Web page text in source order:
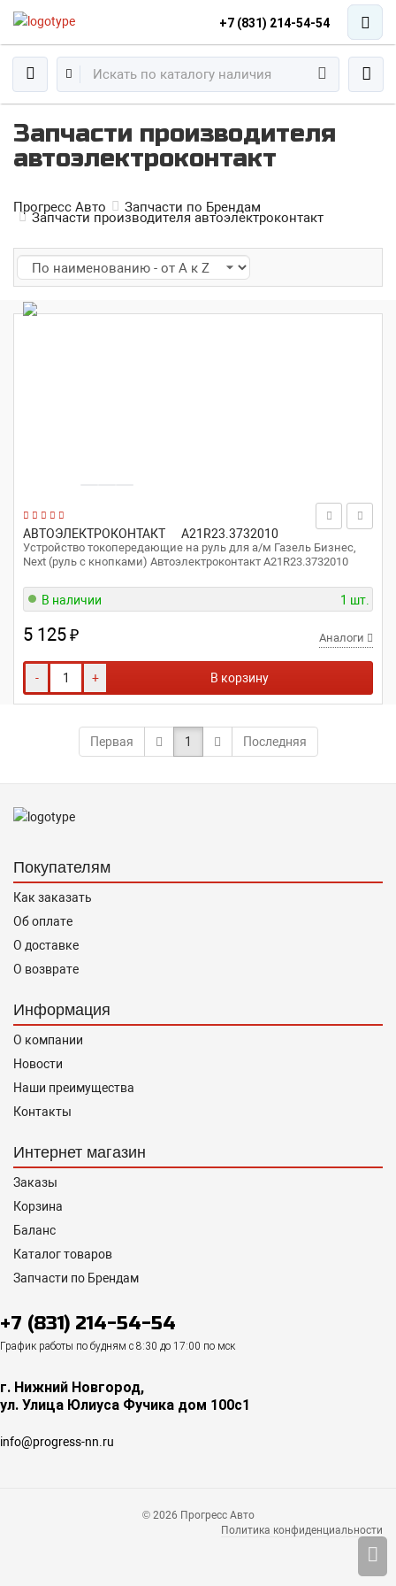
+7 (831) 214-54-54
Запчасти производителя
автоэлектроконтакт
Прогресс Авто Запчасти по Брендам
Запчасти производителя автоэлектроконтакт
АВТОЭЛЕКТРОКОНТАКТ А21R23.3732010
Устройство токопередающие на руль для а/м Газель Бизнес,
Next (руль с кнопками) Автоэлектроконтакт А21R23.3732010
В наличии 1 шт.
5 125₽ Аналоги
- + В корзину
Первая 1 Последняя
Покупателям
Как заказать
Об оплате
О доставке
О возврате
Информация
О компании
Новости
Наши преимущества
Контакты
Интернет магазин
Заказы
Корзина
Баланс
Каталог товаров
Запчасти по Брендам
+7 (831) 214-54-54
График работы по будням с 8:30 до 17:00 по мск
г. Нижний Новгород,
ул. Улица Юлиуса Фучика дом 100с1
info@progress-nn.ru
© 2026 Прогресс Авто
Политика конфиденциальности